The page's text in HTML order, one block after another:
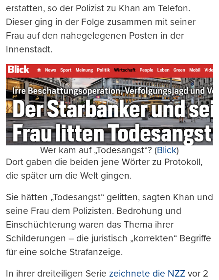
erstatten, so der Polizist zu Khan am Telefon.
Dieser ging in der Folge zusammen mit seiner
Frau auf den nahegelegenen Posten in der
Innenstadt.
Wer kam auf „Todesangst“? (Blick)
Dort gaben die beiden jene Wörter zu Protokoll,
die später um die Welt gingen.
Sie hätten „Todesangst“ gelitten, sagten Khan und
seine Frau dem Polizisten. Bedrohung und
Einschüchterung waren das Thema ihrer
Schilderungen – die juristisch „korrekten“ Begriffe
für eine solche Strafanzeige.
In ihrer dreiteiligen Serie zeichnete die NZZ vor 2